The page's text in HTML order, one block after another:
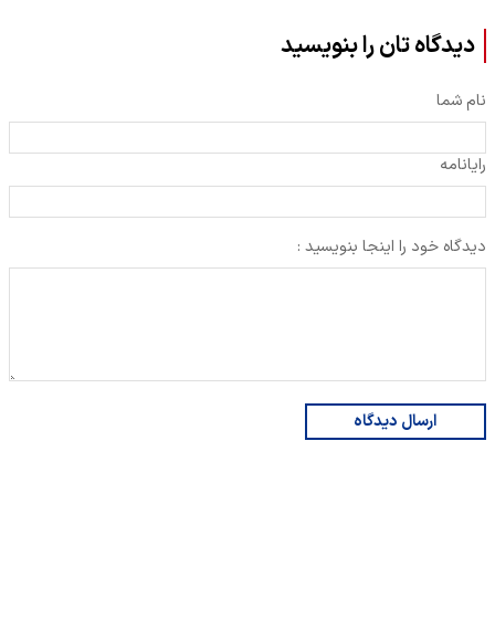
دیدگاه تان را بنویسید
نام شما
رایانامه
دیدگاه خود را اینجا بنویسید :
ارسال دیدگاه